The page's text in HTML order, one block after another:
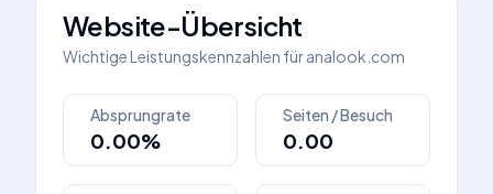
Website-Übersicht
Wichtige Leistungskennzahlen füranalook.com
Absprungrate
0.00%
Seiten / Besuch
0.00